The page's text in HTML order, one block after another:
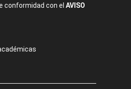
conformidad con el AVISO